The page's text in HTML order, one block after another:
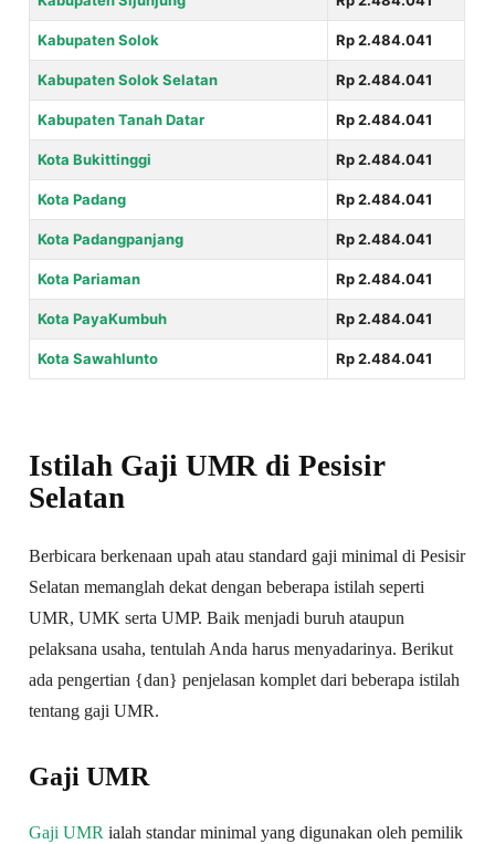
Kabupaten Solok Rp 2.484.041
Kabupaten Solok Selatan Rp 2.484.041
Kabupaten Tanah Datar Rp 2.484.041
Kota Bukittinggi Rp 2.484.041
Kota Padang Rp 2.484.041
Kota Padangpanjang Rp 2.484.041
Kota Pariaman Rp 2.484.041
Kota PayaKumbuh Rp 2.484.041
Kota Sawahlunto Rp 2.484.041
Istilah Gaji UMR di Pesisir
Selatan
Berbicara berkenaan upah atau standard gaji minimal di Pesisir
Selatan memanglah dekat dengan beberapa istilah seperti
UMR, UMK serta UMP. Baik menjadi buruh ataupun
pelaksana usaha, tentulah Anda harus menyadarinya. Berikut
ada pengertian {dan} penjelasan komplet dari beberapa istilah
tentang gaji UMR.
Gaji UMR
Gaji UMR ialah standar minimal yang digunakan oleh pemilik